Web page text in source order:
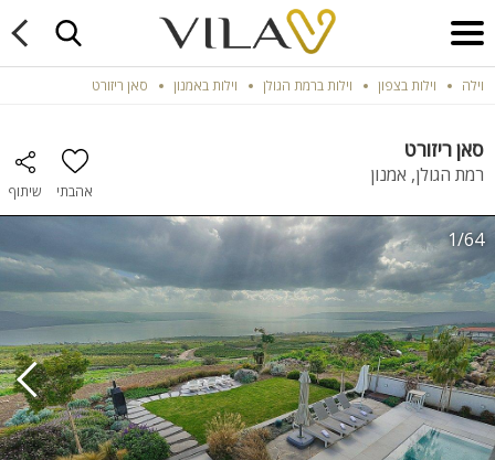
וילה וילות בצפון וילות ברמת הגולן וילות באמנון סאן ריזורט
סאן ריזורט
רמת הגולן, אמנון
אהבתי שיתוף
1/64